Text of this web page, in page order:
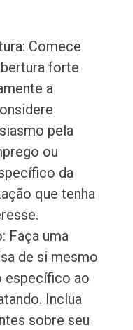
Comece
forte
a
pela
ou
da
que tenha
Faça uma
de si mesmo
específico ao
Inclua
sobre seu